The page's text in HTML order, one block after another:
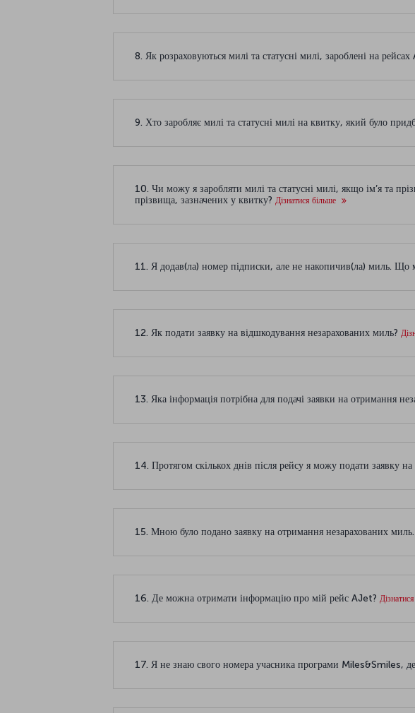
8. Як розраховуються милі та статусні милі, зароблені на
9. Хто заробляє милі та статусні милі на квитку, який було
10. Чи можу я заробляти милі та статусні милі, якщо ім’я та
прізвища, зазначених у квитку? Дізнатися більше
11. Я додав(ла) номер підписки, але не накопичив(ла) миль. Що
12. Як подати заявку на відшкодування незарахованих миль?
13. Яка інформація потрібна для подачі заявки на отримання
14. Протягом скількох днів після рейсу я можу подати заявку
15. Мною було подано заявку на отримання незарахованих миль.
16. Де можна отримати інформацію про мій рейс AJet?
17. Я не знаю свого номера учасника програми Miles&Smiles,